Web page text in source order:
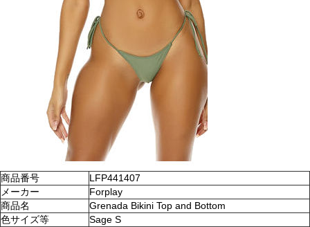
商品番号
LFP441407
メーカー
Forplay
商品名
Grenada Bikini Top and Bottom
色サイズ等
Sage S